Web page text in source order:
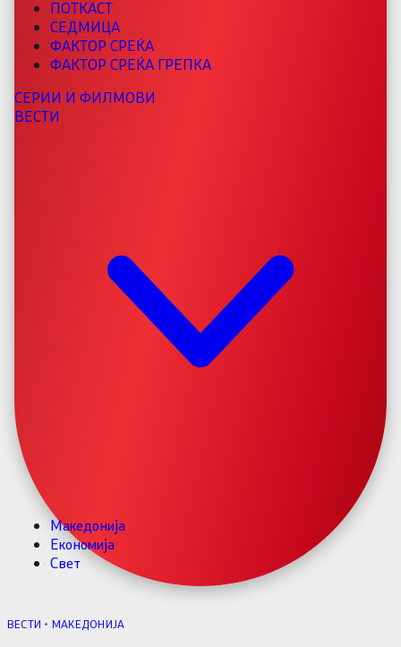
ПОТКАСТ
СЕДМИЦА
ФАКТОР СРЕЌА
ФАКТОР СРЕЌА ГРЕПКА
СЕРИИ И ФИЛМОВИ
ВЕСТИ
Македонија
Економија
Свет
ВЕСТИ • МАКЕДОНИЈА